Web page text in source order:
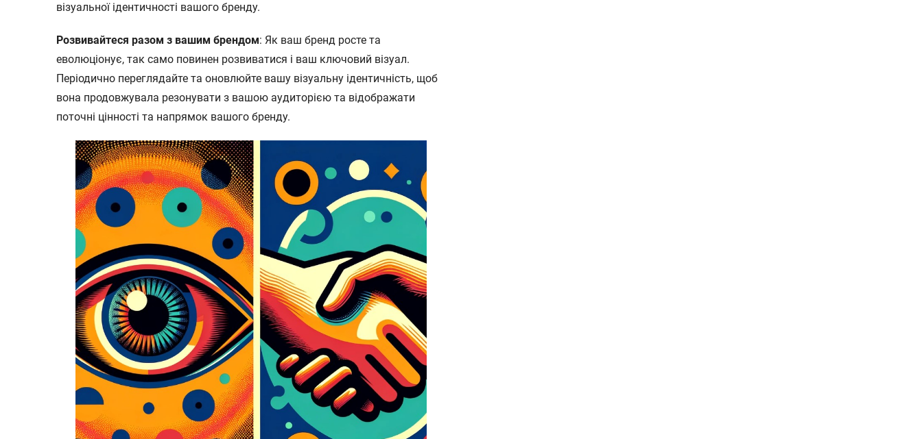
візуальної ідентичності вашого бренду.
Розвивайтеся разом з вашим брендом: Як ваш бренд росте та
еволюціонує, так само повинен розвиватися і ваш ключовий візуал.
Періодично переглядайте та оновлюйте вашу візуальну ідентичність, щоб
вона продовжувала резонувати з вашою аудиторією та відображати
поточні цінності та напрямок вашого бренду.